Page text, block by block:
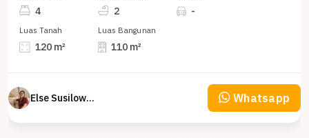
4 2 -
Luas Tanah
120 m²
Luas Bangunan
110 m²
Else Susilowaty Whatsapp